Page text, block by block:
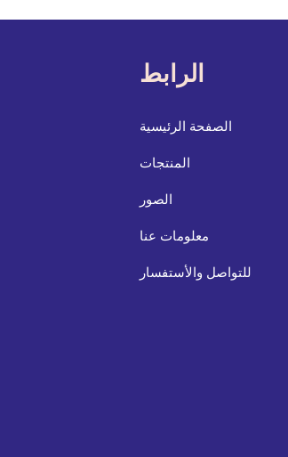
الرابط
الصفحة الرئيسية
المنتجات
الصور
معلومات عنا
للتواصل والأستفسار